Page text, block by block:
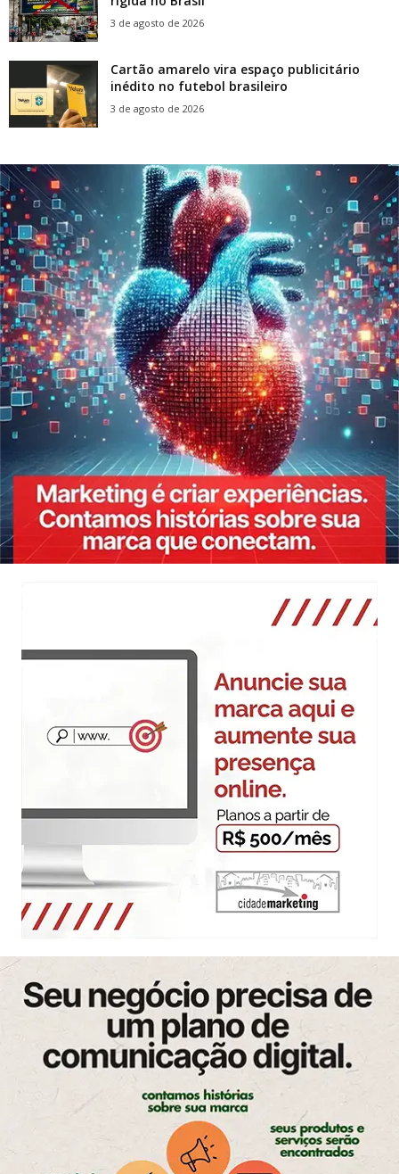
3 de agosto de 2026
Cartão amarelo vira espaço publicitário
inédito no futebol brasileiro
3 de agosto de 2026